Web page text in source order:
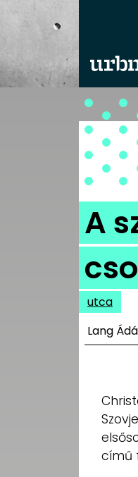
A
utca
Lang
című